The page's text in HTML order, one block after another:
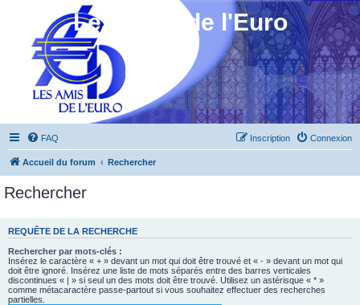
Les Amis de l'Euro
FAQ Connexion
Inscription
Accueil du forum Rechercher
Rechercher
REQUÊTE DE LA RECHERCHE
Rechercher par mots-clés :
Insérez le caractère « + » devant un mot qui doit être trouvé et « - » devant un mot qui
doit être ignoré. Insérez une liste de mots séparés entre des barres verticales
discontinues « | » si seul un des mots doit être trouvé. Utilisez un astérisque « * »
comme métacaractère passe-partout si vous souhaitez effectuer des recherches
partielles.